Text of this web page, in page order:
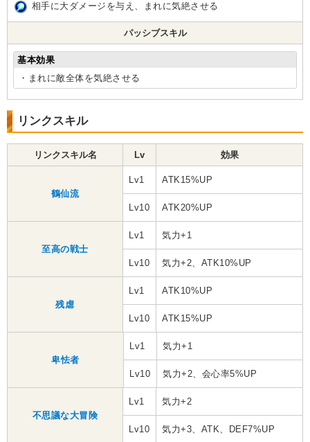
相手に大ダメージを与え、まれに気絶させる
パッシブスキル
基本効果
・まれに敵全体を気絶させる
リンクスキル
リンクスキル名 Lv 効果
鶴仙流
Lv1 ATK15%UP
Lv10 ATK20%UP
至高の戦士
Lv1 気力+1
Lv10 気力+2、ATK10%UP
残虐
Lv1 ATK10%UP
Lv10 ATK15%UP
卑怯者
Lv1 気力+1
Lv10 気力+2、会心率5%UP
不思議な大冒険
Lv1 気力+2
Lv10 気力+3、ATK、DEF7%UP